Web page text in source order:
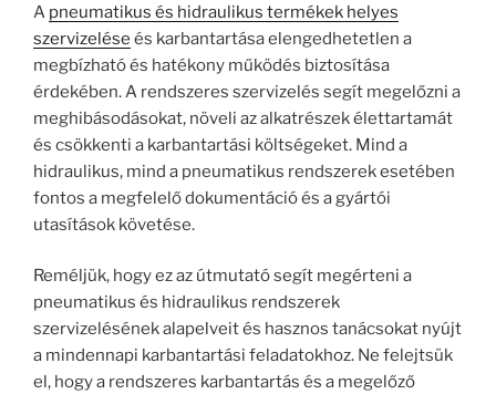
A pneumatikus és hidraulikus termékek helyes
szervizelése és karbantartása elengedhetetlen a
megbízható és hatékony működés biztosítása
érdekében. A rendszeres szervizelés segít megelőzni a
meghibásodásokat, növeli az alkatrészek élettartamát
és csökkenti a karbantartási költségeket. Mind a
hidraulikus, mind a pneumatikus rendszerek esetében
fontos a megfelelő dokumentáció és a gyártói
utasítások követése.
Reméljük, hogy ez az útmutató segít megérteni a
pneumatikus és hidraulikus rendszerek
szervizelésének alapelveit és hasznos tanácsokat nyújt
a mindennapi karbantartási feladatokhoz. Ne felejtsük
el, hogy a rendszeres karbantartás és a megelőző